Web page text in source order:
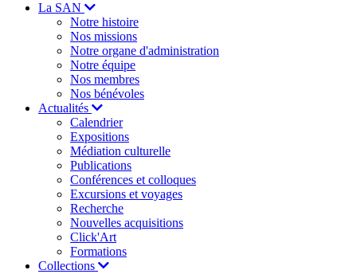
La SAN
Notre histoire
Nos missions
Notre organe d'administration
Notre équipe
Nos membres
Nos bénévoles
Actualités
Calendrier
Expositions
Médiation culturelle
Publications
Conférences et colloques
Excursions et voyages
Recherche
Nouvelles acquisitions
Click'Art
Formations
Collections